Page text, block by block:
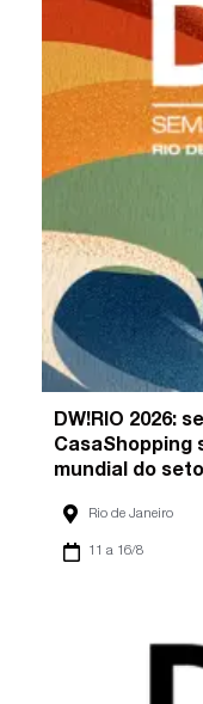
DW!RIO 2026:
CasaShopping
mundial do
Rio de Janeiro
11 a 16/8